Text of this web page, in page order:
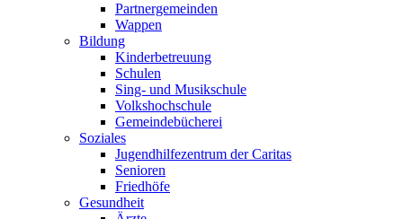
Partnergemeinden
Wappen
Bildung
Kinderbetreuung
Schulen
Sing- und Musikschule
Volkshochschule
Gemeindebücherei
Soziales
Jugendhilfezentrum der Caritas
Senioren
Friedhöfe
Gesundheit